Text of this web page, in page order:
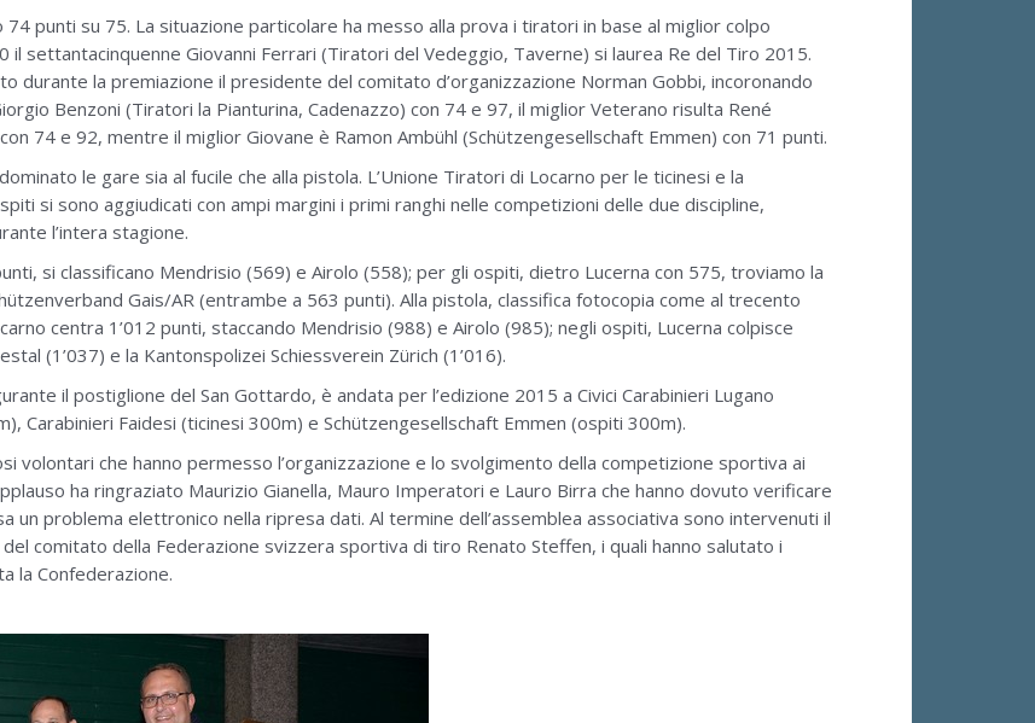
punti su 75. La situazione particolare ha messo alla prova i tiratori in base al miglior colpo
il settantacinquenne Giovanni Ferrari (Tiratori del Vedeggio, Taverne) si laurea Re del Tiro 2015.
durante la premiazione il presidente del comitato d’organizzazione Norman Gobbi, incoronando
Benzoni (Tiratori la Pianturina, Cadenazzo) con 74 e 97, il miglior Veterano risulta René
74 e 92, mentre il miglior Giovane è Ramon Ambühl (Schützengesellschaft Emmen) con 71 punti.
le gare sia al fucile che alla pistola. L’Unione Tiratori di Locarno per le ticinesi e la
si sono aggiudicati con ampi margini i primi ranghi nelle competizioni delle due discipline,
l’intera stagione.
si classificano Mendrisio (569) e Airolo (558); per gli ospiti, dietro Lucerna con 575, troviamo la
Gais/AR (entrambe a 563 punti). Alla pistola, classifica fotocopia come al trecento
centra 1’012 punti, staccando Mendrisio (988) e Airolo (985); negli ospiti, Lucerna colpisce
(1’037) e la Kantonspolizei Schiessverein Zürich (1’016).
il postiglione del San Gottardo, è andata per l’edizione 2015 a Civici Carabinieri Lugano
Carabinieri Faidesi (ticinesi 300m) e Schützengesellschaft Emmen (ospiti 300m).
volontari che hanno permesso l’organizzazione e lo svolgimento della competizione sportiva ai
ha ringraziato Maurizio Gianella, Mauro Imperatori e Lauro Birra che hanno dovuto verificare
un problema elettronico nella ripresa dati. Al termine dell’assemblea associativa sono intervenuti il
comitato della Federazione svizzera sportiva di tiro Renato Steffen, i quali hanno salutato i
la Confederazione.